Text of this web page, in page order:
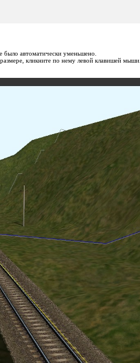
было автоматически уменьшено.
кликните по нему левой клавишей мыши.